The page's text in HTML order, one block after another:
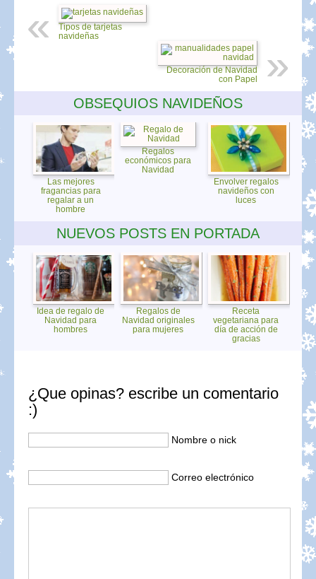
Tipos de tarjetas
navideñas
Decoración de Navidad
con Papel
OBSEQUIOS NAVIDEÑOS
Las mejores
fragancias para
regalar a un
hombre
Regalos
económicos para
Navidad
Envolver regalos
navideños con
luces
NUEVOS POSTS EN PORTADA
Idea de regalo de
Navidad para
hombres
Regalos de
Navidad originales
para mujeres
Receta
vegetariana para
día de acción de
gracias
¿Que opinas? escribe un comentario
:)
Nombre o nick
Correo electrónico